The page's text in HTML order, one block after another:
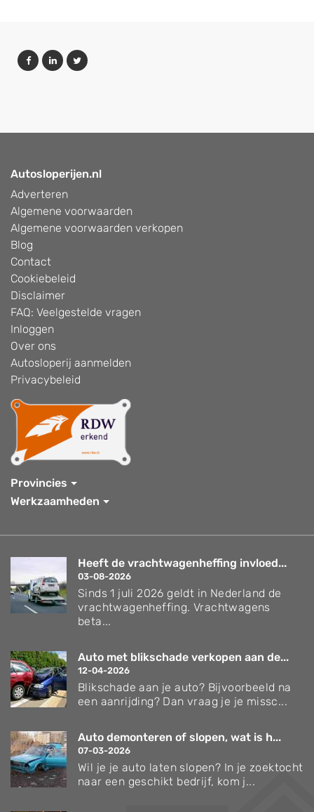
Autosloperijen.nl
Adverteren
Algemene voorwaarden
Algemene voorwaarden verkopen
Blog
Contact
Cookiebeleid
Disclaimer
FAQ: Veelgestelde vragen
Inloggen
Over ons
Autosloperij aanmelden
Privacybeleid
Provincies
Werkzaamheden
Heeft de vrachtwagenheffing invloed...
03-08-2026
Sinds 1 juli 2026 geldt in Nederland de
vrachtwagenheffing. Vrachtwagens
beta...
Auto met blikschade verkopen aan de...
12-04-2026
Blikschade aan je auto? Bijvoorbeeld na
een aanrijding? Dan vraag je je missc...
Auto demonteren of slopen, wat is h...
07-03-2026
Wil je je auto laten slopen? In je zoektocht
naar een geschikt bedrijf, kom j...